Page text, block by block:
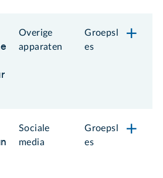
Overige
apparaten
Groepsl
es
Sociale
media
Groepsl
es